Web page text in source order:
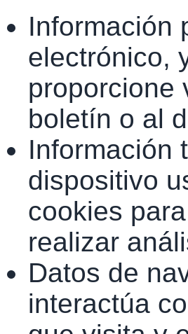
Información
electrónico,
proporcione
boletín o al
Información
dispositivo
cookies
realizar
Datos de
interactúa